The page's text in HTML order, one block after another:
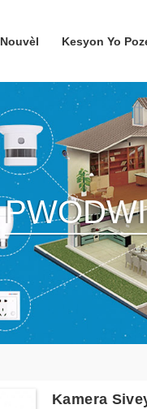
Nouvèl Kesyon Yo
Kamera